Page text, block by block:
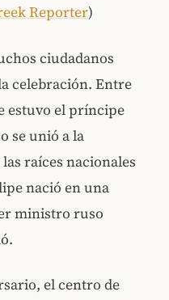
Reporter)
ciudadanos
celebración. Entre
estuvo el príncipe
se unió a la
raíces nacionales
nació en una
ministro ruso
el centro de